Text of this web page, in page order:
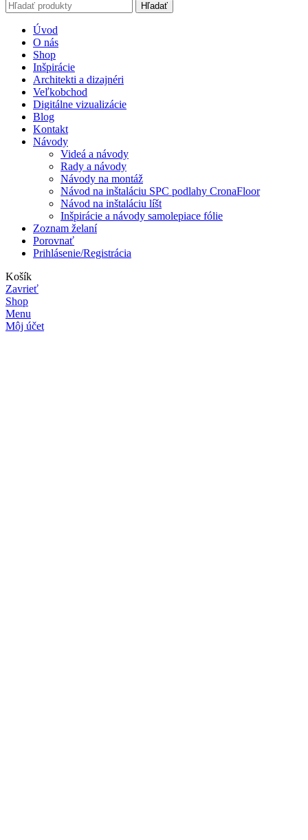
Hľadať
Úvod
O nás
Shop
Inšpirácie
Architekti a dizajnéri
Veľkobchod
Digitálne vizualizácie
Blog
Kontakt
Návody
Videá a návody
Rady a návody
Návody na montáž
Návod na inštaláciu SPC podlahy CronaFloor
Návod na inštaláciu líšt
Inšpirácie a návody samolepiace fólie
Zoznam želaní
Porovnať
Prihlásenie/Registrácia
Košík
Zavrieť
Shop
Menu
Môj účet